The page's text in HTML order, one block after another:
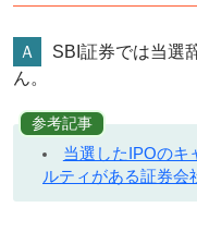
SBI証券では当選
ん。
参考記事
当選したIPOのキ
ルティがある証券会